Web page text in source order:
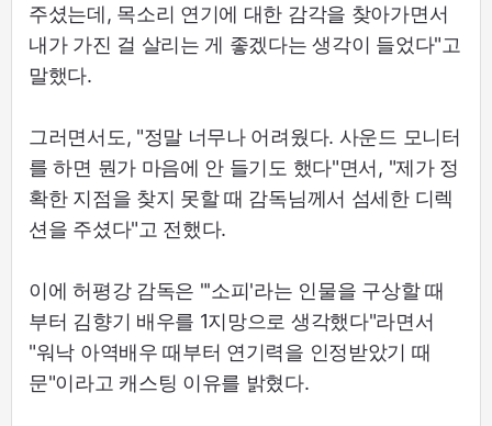
주셨는데, 목소리 연기에 대한 감각을 찾아가면서
내가 가진 걸 살리는 게 좋겠다는 생각이 들었다"고
말했다.
그러면서도, "정말 너무나 어려웠다. 사운드 모니터
를 하면 뭔가 마음에 안 들기도 했다"면서, "제가 정
확한 지점을 찾지 못할 때 감독님께서 섬세한 디렉
션을 주셨다"고 전했다.
이에 허평강 감독은 "'소피'라는 인물을 구상할 때
부터 김향기 배우를 1지망으로 생각했다"라면서
"워낙 아역배우 때부터 연기력을 인정받았기 때
문"이라고 캐스팅 이유를 밝혔다.